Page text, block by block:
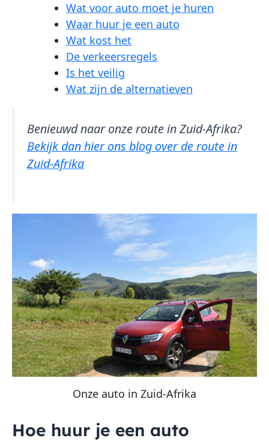
Wat voor auto moet je huren
Waar huur je een auto
Wat kost het
De verkeersregels
Is het veilig
Wat zijn de alternatieven
Benieuwd naar onze route in Zuid-Afrika?
Bekijk dan hier ons blog over de route in
Zuid-Afrika
Onze auto in Zuid-Afrika
Hoe huur je een auto